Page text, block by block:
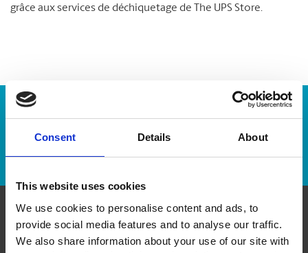
Consent Details About
This website uses cookies
We use cookies to personalise content and ads, to
provide social media features and to analyse our traffic.
We also share information about your use of our site with
grâce aux services de déchiquetage de The UPS Store.
Numéro de suivi :
Communiquer avec nous